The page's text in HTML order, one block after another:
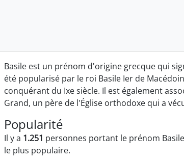
Basile est un prénom d'origine grecque qui
été popularisé par le roi Basile Ier de
conquérant du Ixe siècle. Il est également
Grand, un père de l'Église orthodoxe qui a
Popularité
Il y a 1.251 personnes portant le prénom
le plus populaire.